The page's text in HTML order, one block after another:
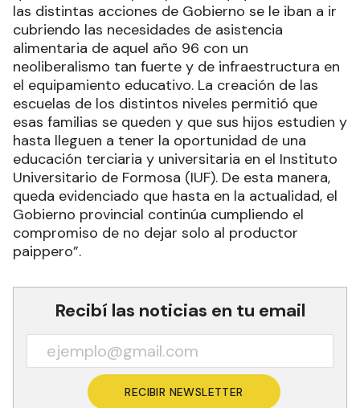
las distintas acciones de Gobierno se le iban a ir
cubriendo las necesidades de asistencia
alimentaria de aquel año 96 con un
neoliberalismo tan fuerte y de infraestructura en
el equipamiento educativo. La creación de las
escuelas de los distintos niveles permitió que
esas familias se queden y que sus hijos estudien y
hasta lleguen a tener la oportunidad de una
educación terciaria y universitaria en el Instituto
Universitario de Formosa (IUF). De esta manera,
queda evidenciado que hasta en la actualidad, el
Gobierno provincial continúa cumpliendo el
compromiso de no dejar solo al productor
paippero”.
Recibí las noticias en tu email
RECIBIR NEWSLETTER